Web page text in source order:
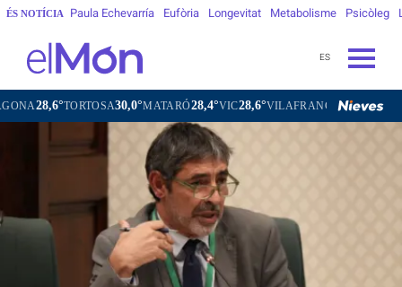
ÉS NOTÍCIA Paula Echevarría Eufòria Longevitat Metabolisme Psicòleg
ES
TORTOSA30,0°MATARÓ28,4°VIC28,6°VILAFRANCA DEL PENEDÈS27,4°